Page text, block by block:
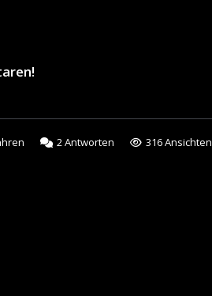
2Antworten 316 Ansichten